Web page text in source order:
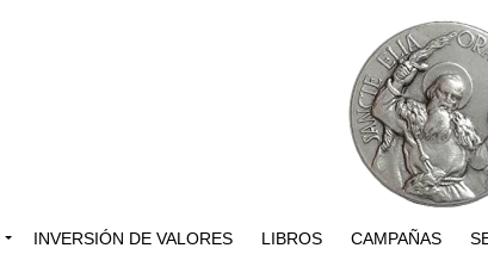
INVERSIÓN DE VALORES LIBROS CAMPAÑAS